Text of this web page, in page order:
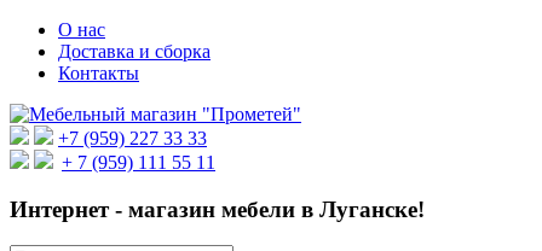
О нас
Доставка и сборка
Контакты
+7 (959) 227 33 33
+ 7 (959) 111 55 11
Интернет - магазин мебели в Луганске!